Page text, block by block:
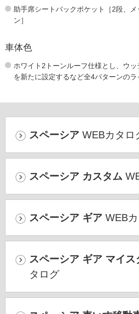
助手席シートバックポケット［2段、
ン］
車体色
ホワイト2トーンルーフ仕様とし、ウ
を新たに設定するなど全4パターンのラ
スペーシア WEBカタロ
スペーシア カスタム
スペーシア ギア WEB
スペーシア ギア マイス
タログ